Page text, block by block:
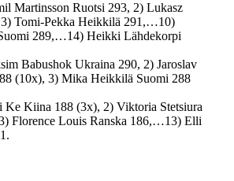
Martinsson Ruotsi 293, 2) Lukasz
3) Tomi-Pekka Heikkilä 291,…10)
289,…14) Heikki Lähdekorpi
Babushok Ukraina 290, 2) Jaroslav
(10x), 3) Mika Heikkilä Suomi 288
Ke Kiina 188 (3x), 2) Viktoria Stetsiura
Florence Louis Ranska 186,…13) Elli